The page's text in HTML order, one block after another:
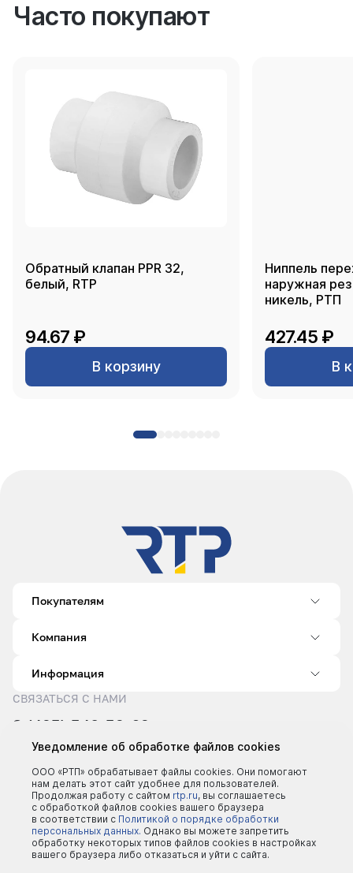
Часто покупают
Обратный клапан PPR 32,
белый, RTP
94.67 ₽
В корзину
Ниппель
наружная
никель, РТП
427.45 ₽
В
Покупателям
Компания
Информация
СВЯЗАТЬСЯ С НАМИ
8 (495) 540-52-62
sale@rtp.ru
Пн–Пт: 9:00–18:00
Уведомление об обработке файлов cookies
ООО «РТП» обрабатывает файлы cookies. Они помогают
нам делать этот сайт удобнее для пользователей.
Продолжая работу с сайтом rtp.ru, вы соглашаетесь
с обработкой файлов cookies вашего браузера
в соответствии с Политикой о порядке обработки
персональных данных. Однако вы можете запретить
обработку некоторых типов файлов cookies в настройках
вашего браузера либо отказаться и уйти с сайта.